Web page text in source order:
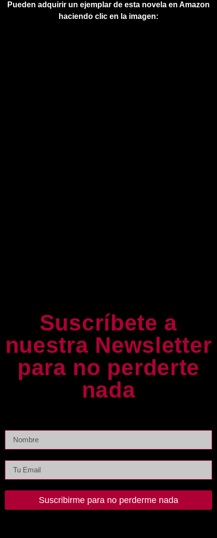
Pueden adquirir un ejemplar de esta novela en Amazon
haciendo clic en la imagen:
Suscríbete a
nuestra Newsletter
para no perderte
nada
Suscribirme para no perderme nada